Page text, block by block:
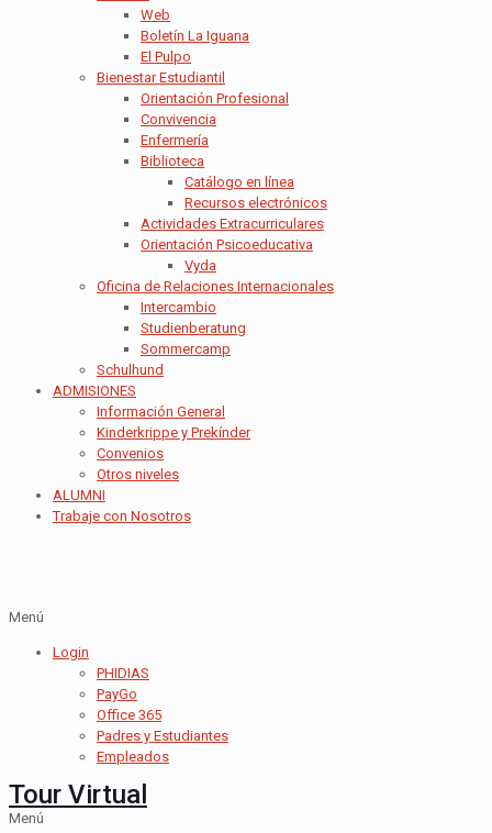
Web
Boletín La Iguana
El Pulpo
Bienestar Estudiantil
Orientación Profesional
Convivencia
Enfermería
Biblioteca
Catálogo en línea
Recursos electrónicos
Actividades Extracurriculares
Orientación Psicoeducativa
Vyda
Oficina de Relaciones Internacionales
Intercambio
Studienberatung
Sommercamp
Schulhund
ADMISIONES
Información General
Kinderkrippe y Prekínder
Convenios
Otros niveles
ALUMNI
Trabaje con Nosotros
Menú
Login
PHIDIAS
PayGo
Office 365
Padres y Estudiantes
Empleados
Tour Virtual
Menú